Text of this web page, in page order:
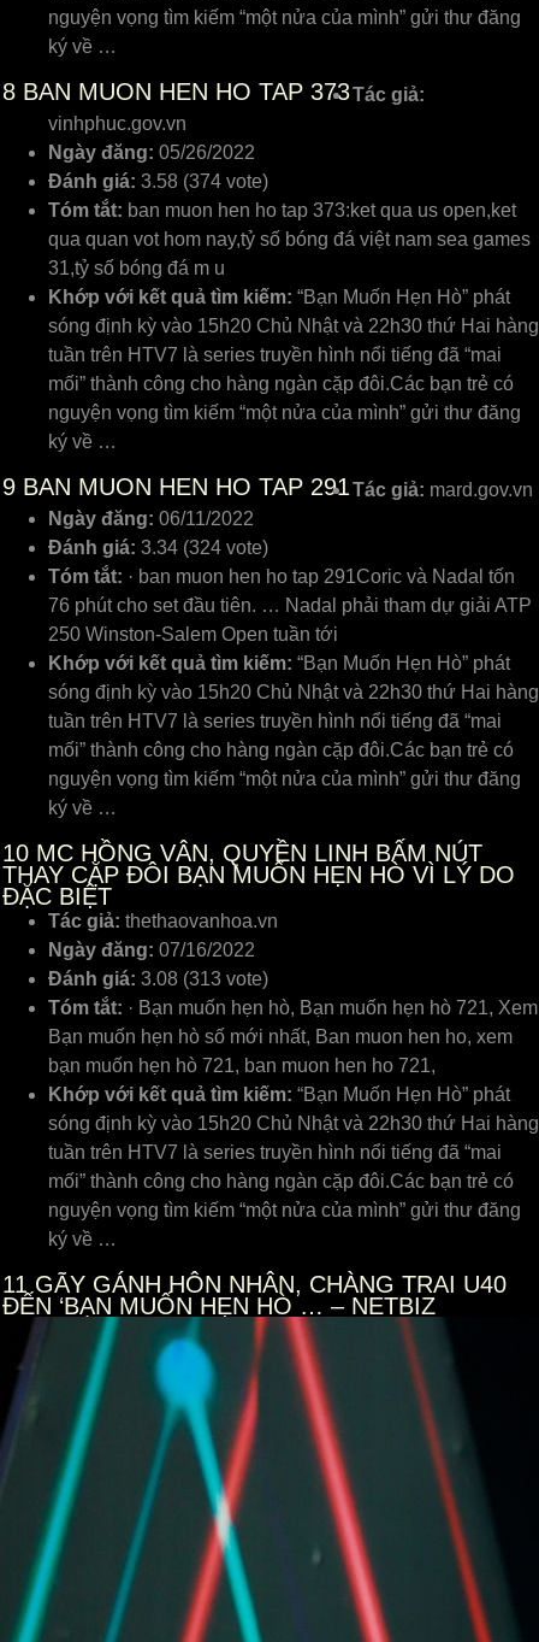
nguyện vọng tìm kiếm “một nửa của mình” gửi thư đăng
ký về …
8 BAN MUON HEN HO TAP 373Tác giả:
vinhphuc.gov.vn
Ngày đăng: 05/26/2022
Đánh giá: 3.58 (374 vote)
Tóm tắt: ban muon hen ho tap 373:ket qua us open,ket
qua quan vot hom nay,tỷ số bóng đá việt nam sea games
31,tỷ số bóng đá m u
Khớp với kết quả tìm kiếm: “Bạn Muốn Hẹn Hò” phát
sóng định kỳ vào 15h20 Chủ Nhật và 22h30 thứ Hai hàng
tuần trên HTV7 là series truyền hình nổi tiếng đã “mai
mối” thành công cho hàng ngàn cặp đôi.Các bạn trẻ có
nguyện vọng tìm kiếm “một nửa của mình” gửi thư đăng
ký về …
9 BAN MUON HEN HO TAP 291Tác giả: mard.gov.vn
Ngày đăng: 06/11/2022
Đánh giá: 3.34 (324 vote)
Tóm tắt: · ban muon hen ho tap 291Coric và Nadal tốn
76 phút cho set đầu tiên. … Nadal phải tham dự giải ATP
250 Winston-Salem Open tuần tới
Khớp với kết quả tìm kiếm: “Bạn Muốn Hẹn Hò” phát
sóng định kỳ vào 15h20 Chủ Nhật và 22h30 thứ Hai hàng
tuần trên HTV7 là series truyền hình nổi tiếng đã “mai
mối” thành công cho hàng ngàn cặp đôi.Các bạn trẻ có
nguyện vọng tìm kiếm “một nửa của mình” gửi thư đăng
ký về …
10 MC HỒNG VÂN, QUYỀN LINH BẤM NÚT
THAY CẶP ĐÔI BẠN MUỐN HẸN HÒ VÌ LÝ DO
ĐẶC BIỆT
Tác giả: thethaovanhoa.vn
Ngày đăng: 07/16/2022
Đánh giá: 3.08 (313 vote)
Tóm tắt: · Bạn muốn hẹn hò, Bạn muốn hẹn hò 721, Xem
Bạn muốn hẹn hò số mới nhất, Ban muon hen ho, xem
bạn muốn hẹn hò 721, ban muon hen ho 721,
Khớp với kết quả tìm kiếm: “Bạn Muốn Hẹn Hò” phát
sóng định kỳ vào 15h20 Chủ Nhật và 22h30 thứ Hai hàng
tuần trên HTV7 là series truyền hình nổi tiếng đã “mai
mối” thành công cho hàng ngàn cặp đôi.Các bạn trẻ có
nguyện vọng tìm kiếm “một nửa của mình” gửi thư đăng
ký về …
11 GÃY GÁNH HÔN NHÂN, CHÀNG TRAI U40
ĐẾN ‘BẠN MUỐN HẸN HÒ … – NETBIZ